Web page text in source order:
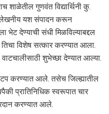
शाळेतील गुणवंत विद्यार्थिनी कु.
यश संपादन करून
भेट देण्याची संधी मिळविल्याबद्दल
विशेष सत्कार करण्यात आला.
शुभेच्छा देण्यात आल्या.
करण्यात आले. तसेच जिल्ह्यातील
प्रातिनिधिक स्वरूपात चार
करण्यात आले.